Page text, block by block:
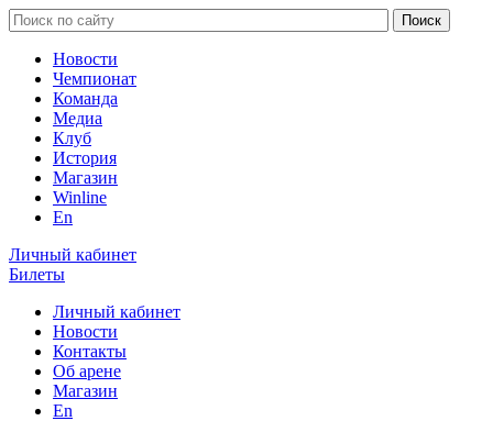
Новости
Чемпионат
Команда
Медиа
Клуб
История
Магазин
Winline
En
Личный кабинет
Билеты
Личный кабинет
Новости
Контакты
Об арене
Магазин
En